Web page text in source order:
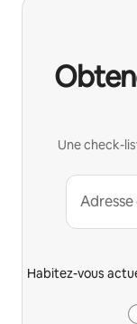
Une check-
Habitez-vous